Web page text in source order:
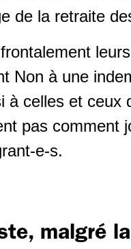
de la retraite
Non à une
à celles et
pas comment
e-s.
malgré